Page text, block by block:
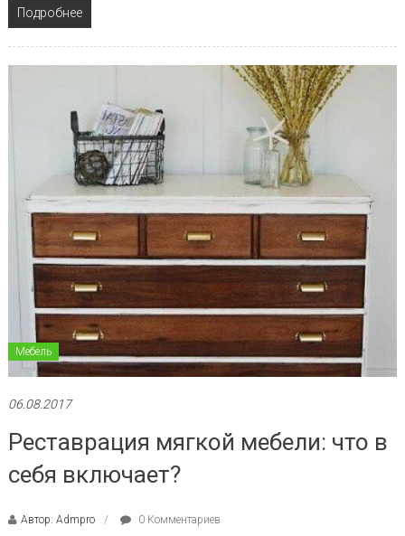
Подробнее
Мебель
06.08.2017
Реставрация мягкой мебели: что в
себя включает?
Автор: Admpro 0 Комментариев